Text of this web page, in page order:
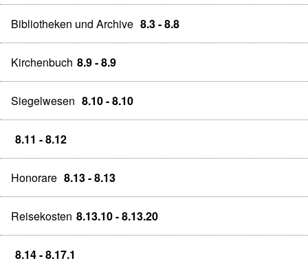
Bibliotheken und Archive 8.3 - 8.8
Kirchenbuch 8.9 - 8.9
Siegelwesen 8.10 - 8.10
8.11 - 8.12
Honorare 8.13 - 8.13
Reisekosten 8.13.10 - 8.13.20
8.14 - 8.17.1